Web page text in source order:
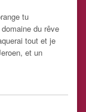
tu
du rêve
tout et je
et un